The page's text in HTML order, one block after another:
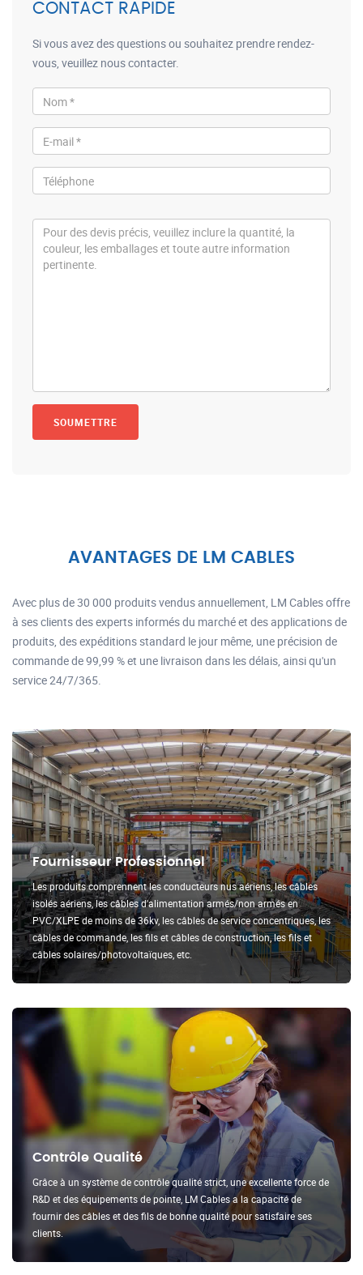
CONTACT RAPIDE
Si vous avez des questions ou souhaitez prendre rendez-
vous, veuillez nous contacter.
AVANTAGES DE LM CABLES
Avec plus de 30 000 produits vendus annuellement, LM Cables offre
à ses clients des experts informés du marché et des applications de
produits, des expéditions standard le jour même, une précision de
commande de 99,99 % et une livraison dans les délais, ainsi qu'un
service 24/7/365.
Fournisseur Professionnel
Les produits comprennent les conducteurs nus aériens, les câbles
isolés aériens, les câbles d'alimentation armés/non armés en
PVC/XLPE de moins de 36kv, les câbles de service concentriques, les
câbles de commande, les fils et câbles de construction, les fils et
câbles solaires/photovoltaïques, etc.
Contrôle Qualité
Grâce à un système de contrôle qualité strict, une excellente force de
R&D et des équipements de pointe, LM Cables a la capacité de
fournir des câbles et des fils de bonne qualité pour satisfaire ses
clients.